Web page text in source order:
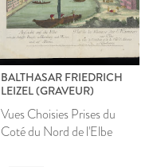
BALTHASAR FRIEDRICH
LEIZEL (GRAVEUR)
Vues Choisies Prises du
Coté du Nord de l'Elbe